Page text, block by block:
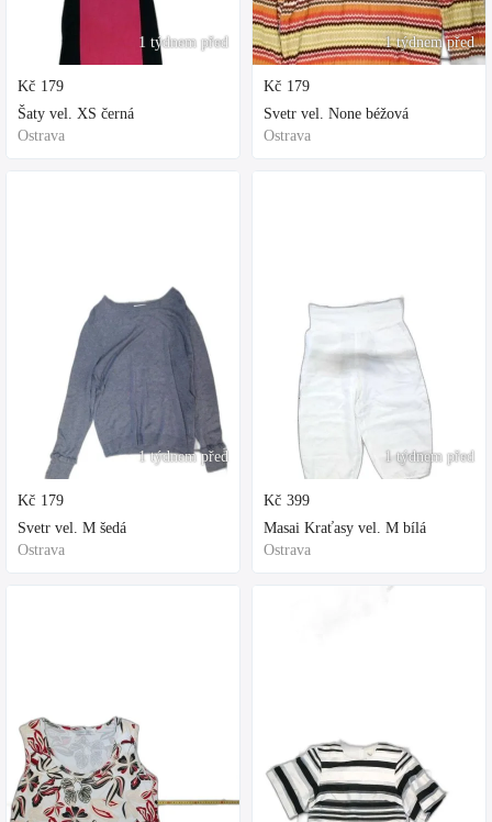
1 týdnem před
Kč 179
Šaty vel. XS černá
Ostrava
1 týdnem před
Kč 179
Svetr vel. M šedá
Ostrava
1 týdnem před
Kč 179
Svetr vel. None béžová
Ostrava
1 týdnem před
Kč 399
Masai Kraťasy vel. M bílá
Ostrava